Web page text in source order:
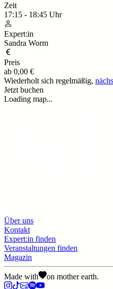
Zeit
17:15 - 18:45 Uhr
Expert:in
Sandra Worm
Preis
ab 0,00 €
Wiederholt sich regelmäßig,
Jetzt buchen
Loading map...
Über uns
Kontakt
Expert:in finden
Veranstaltungen finden
Magazin
Made with on mother earth.